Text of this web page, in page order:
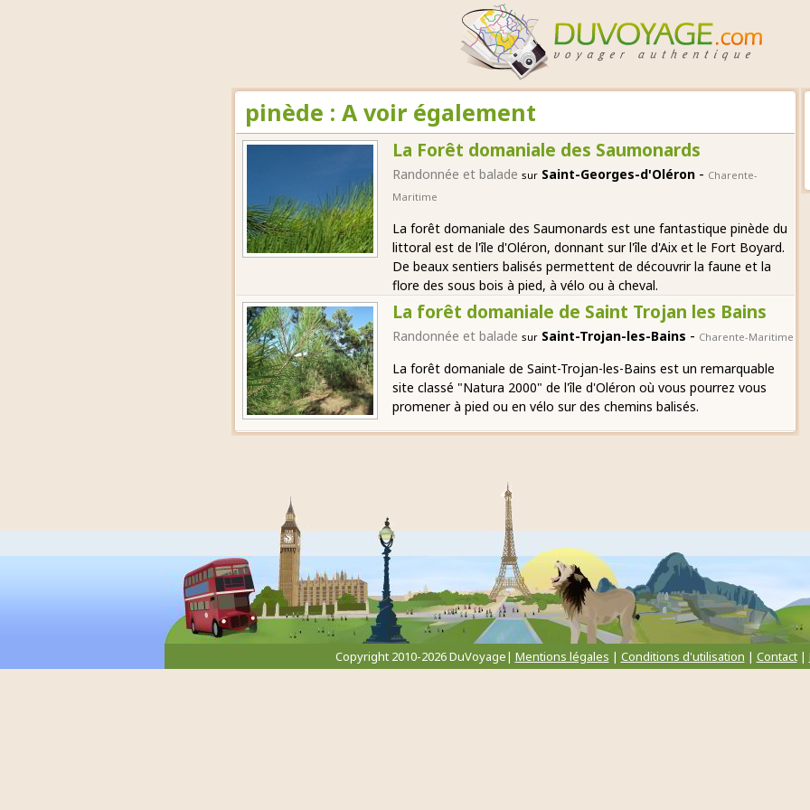
pinède : A voir également
La Forêt domaniale des Saumonards
Randonnée et balade sur Saint-Georges-d'Oléron - Charente-
Maritime
La forêt domaniale des Saumonards est une fantastique pinède du
littoral est de l'île d'Oléron, donnant sur l'île d'Aix et le Fort Boyard.
De beaux sentiers balisés permettent de découvrir la faune et la
flore des sous bois à pied, à vélo ou à cheval.
La forêt domaniale de Saint Trojan les Bains
Randonnée et balade sur Saint-Trojan-les-Bains - Charente-Maritime
La forêt domaniale de Saint-Trojan-les-Bains est un remarquable
site classé "Natura 2000" de l'île d'Oléron où vous pourrez vous
promener à pied ou en vélo sur des chemins balisés.
Copyright 2010-2026 DuVoyage| Mentions légales | Conditions d'utilisation | Contact|